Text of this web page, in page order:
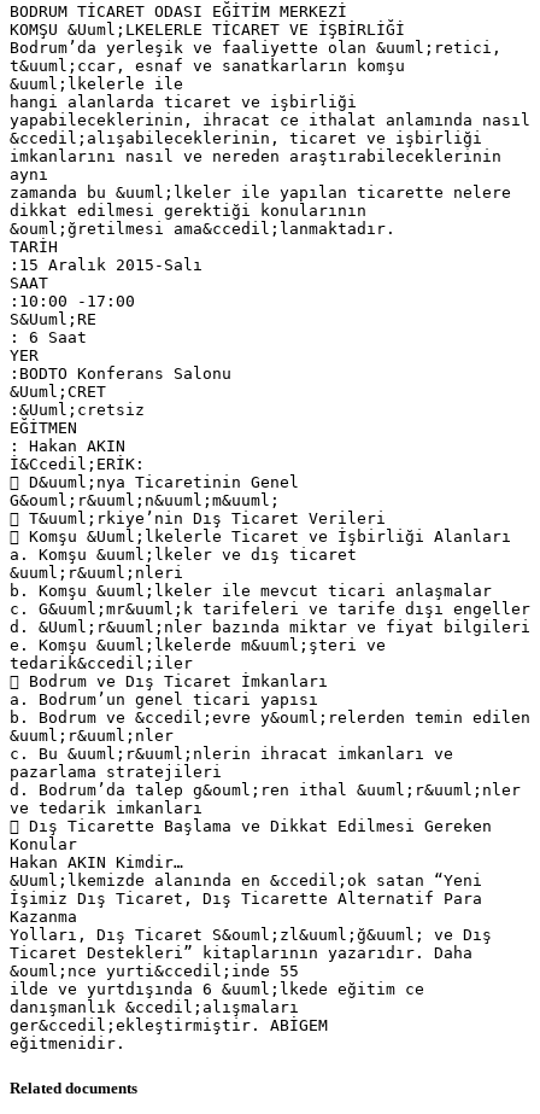
BODRUM TİCARET ODASI EĞİTİM MERKEZİ
KOMŞU &Uuml;LKELERLE TİCARET VE İŞBİRLİĞİ
Bodrum’da yerleşik ve faaliyette olan &uuml;retici,
t&uuml;ccar, esnaf ve sanatkarların komşu
&uuml;lkelerle ile
hangi alanlarda ticaret ve işbirliği
yapabileceklerinin, ihracat ce ithalat anlamında nasıl
&ccedil;alışabileceklerinin, ticaret ve işbirliği
imkanlarını nasıl ve nereden araştırabileceklerinin
aynı
zamanda bu &uuml;lkeler ile yapılan ticarette nelere
dikkat edilmesi gerektiği konularının
&ouml;ğretilmesi ama&ccedil;lanmaktadır.
TARİH
:15 Aralık 2015-Salı
SAAT
:10:00 -17:00
S&Uuml;RE
: 6 Saat
YER
:BODTO Konferans Salonu
&Uuml;CRET
:&Uuml;cretsiz
EĞİTMEN
: Hakan AKIN
İ&Ccedil;ERİK:
 D&uuml;nya Ticaretinin Genel
G&ouml;r&uuml;n&uuml;m&uuml;
 T&uuml;rkiye’nin Dış Ticaret Verileri
 Komşu &Uuml;lkelerle Ticaret ve İşbirliği Alanları
a. Komşu &uuml;lkeler ve dış ticaret
&uuml;r&uuml;nleri
b. Komşu &uuml;lkeler ile mevcut ticari anlaşmalar
c. G&uuml;mr&uuml;k tarifeleri ve tarife dışı engeller
d. &Uuml;r&uuml;nler bazında miktar ve fiyat bilgileri
e. Komşu &uuml;lkelerde m&uuml;şteri ve
tedarik&ccedil;iler
 Bodrum ve Dış Ticaret İmkanları
a. Bodrum’un genel ticari yapısı
b. Bodrum ve &ccedil;evre y&ouml;relerden temin edilen
&uuml;r&uuml;nler
c. Bu &uuml;r&uuml;nlerin ihracat imkanları ve
pazarlama stratejileri
d. Bodrum’da talep g&ouml;ren ithal &uuml;r&uuml;nler
ve tedarik imkanları
 Dış Ticarette Başlama ve Dikkat Edilmesi Gereken
Konular
Hakan AKIN Kimdir…
&Uuml;lkemizde alanında en &ccedil;ok satan “Yeni
İşimiz Dış Ticaret, Dış Ticarette Alternatif Para
Kazanma
Yolları, Dış Ticaret S&ouml;zl&uuml;ğ&uuml; ve Dış
Ticaret Destekleri” kitaplarının yazarıdır. Daha
&ouml;nce yurti&ccedil;inde 55
ilde ve yurtdışında 6 &uuml;lkede eğitim ce
danışmanlık &ccedil;alışmaları
ger&ccedil;ekleştirmiştir. ABİGEM
Related documents